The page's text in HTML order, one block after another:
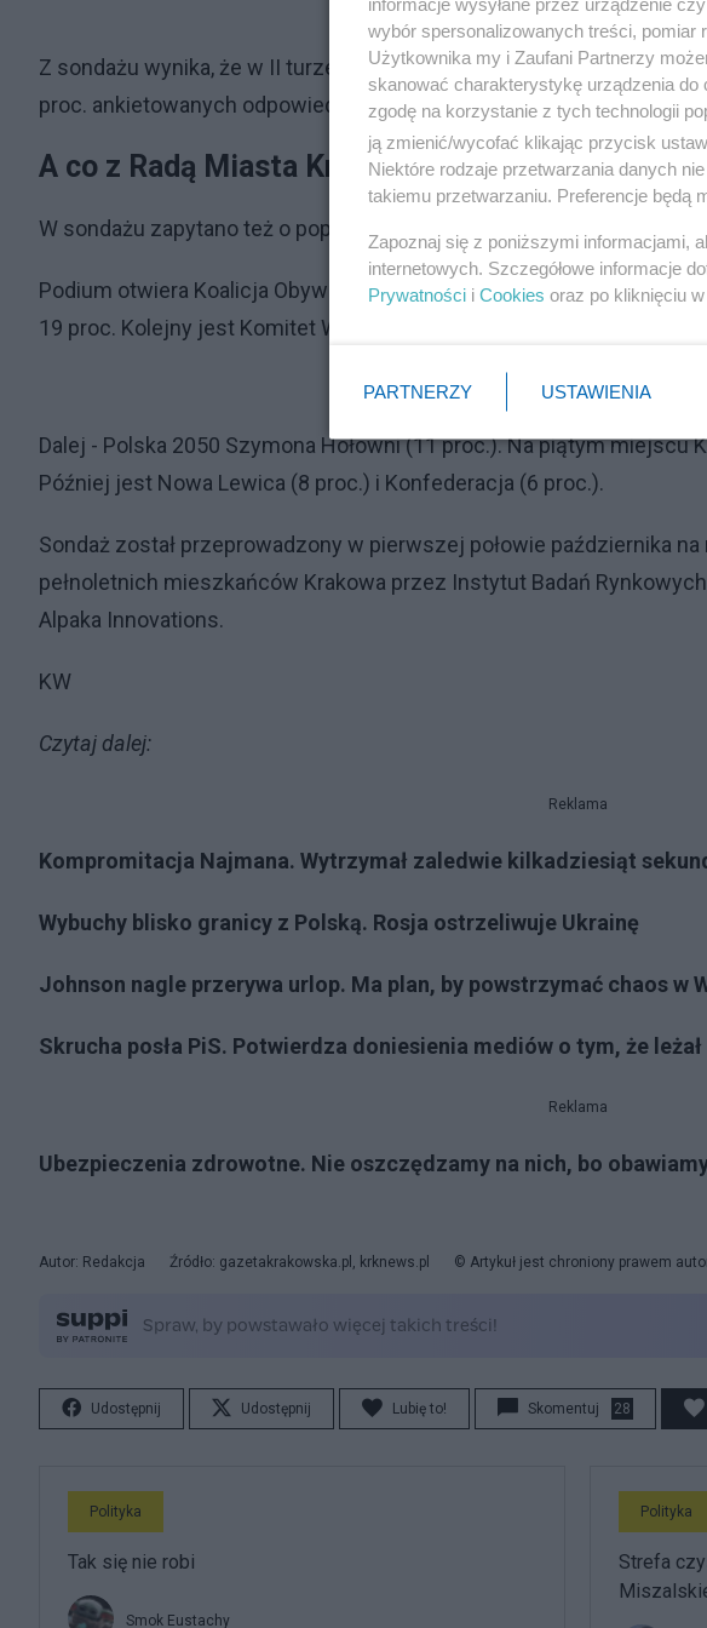
Reklama
Z sondażu wynika, że w II turze Łukasz Gibała otrzymałby 60 proc.
proc. ankietowanych odpowiedziało, że nie oddałoby głosu, a 8
A co z Radą Miasta Krakowa?
W sondażu zapytano też o poparcie komitetów wyborczych w
Podium otwiera Koalicja Obywatelska z wynikiem 21 proc. poparcia.
19 proc. Kolejny jest Komitet Wyborczy Łukasza Gibały z 17 proc.
Reklama
Dalej - Polska 2050 Szymona Hołowni (11 proc.). Na piątym
Później jest Nowa Lewica (8 proc.) i Konfederacja (6 proc.).
Sondaż został przeprowadzony w pierwszej połowie października
pełnoletnich mieszkańców Krakowa przez Instytut Badań
Alpaka Innovations.
KW
Czytaj dalej:
Reklama
Kompromitacja Najmana. Wytrzymał zaledwie kilkadziesiąt
Wybuchy blisko granicy z Polską. Rosja ostrzeliwuje Ukrainę
Johnson nagle przerywa urlop. Ma plan, by powstrzymać chaos w
Skrucha posła PiS. Potwierdza doniesienia mediów o tym, że
Reklama
Ubezpieczenia zdrowotne. Nie oszczędzamy na nich, bo
Autor: Redakcja Źródło: gazetakrakowska.pl, krknews.pl © Artykuł jest chroniony prawem
Udostępnij Udostępnij Lubię to! Skomentuj 28
Polityka
Tak się nie robi
Smok Eustachy
Polityka
Strefa
wybór spersonalizowanych treści, pomiar
Użytkownika my i Zaufani Partnerzy
skanować charakterystykę urządzenia
zgodę na korzystanie z tych technologii
ją zmienić/wycofać klikając przycisk
Niektóre rodzaje przetwarzania danych
takiemu przetwarzaniu. Preferencje będą
Zapoznaj się z poniższymi informacjami,
internetowych. Szczegółowe informacje
Prywatności i Cookies oraz po kliknięciu w
PARTNERZY USTAWIENIA